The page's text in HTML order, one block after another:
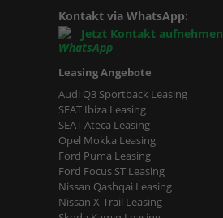
Kontakt via WhatsApp:
Jetzt Kontakt aufnehmen
Leasing Angebote
Audi Q3 Sportback Leasing
SEAT Ibiza Leasing
SEAT Ateca Leasing
Opel Mokka Leasing
Ford Puma Leasing
Ford Focus ST Leasing
Nissan Qashqai Leasing
Nissan X-Trail Leasing